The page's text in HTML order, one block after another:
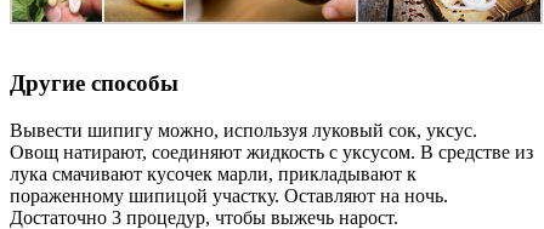
Другие способы
Вывести шипигу можно, используя луковый сок, уксус.
Овощ натирают, соединяют жидкость с уксусом. В средстве из
лука смачивают кусочек марли, прикладывают к
пораженному шипицой участку. Оставляют на ночь.
Достаточно 3 процедур, чтобы выжечь нарост.